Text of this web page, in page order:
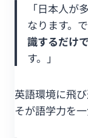
「日本人が
なります。で
識するだけ
す。」
英語環境に飛
そが語学力を